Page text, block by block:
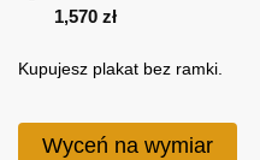
1,570 zł
Kupujesz plakat bez ramki.
Wyceń na wymiar